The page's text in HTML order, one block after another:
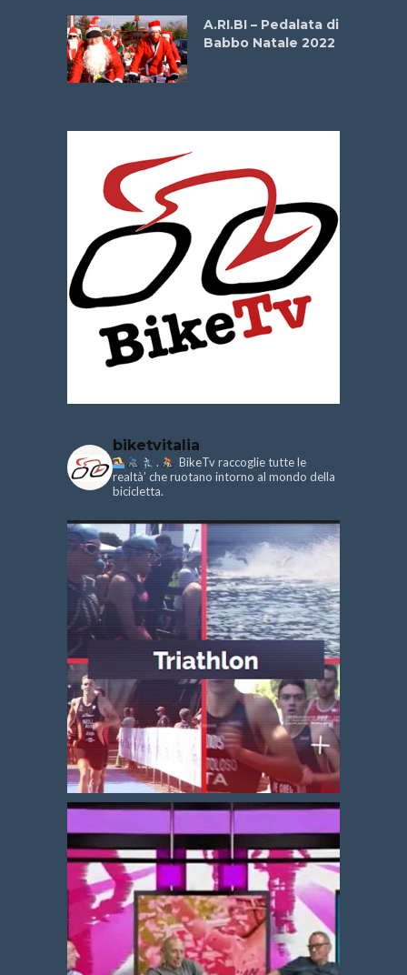
A.RI.BI – Pedalata di
Babbo Natale 2022
biketvitalia
.
BikeTv raccoglie tutte le
realtà’ che ruotano intorno al mondo della
bicicletta.